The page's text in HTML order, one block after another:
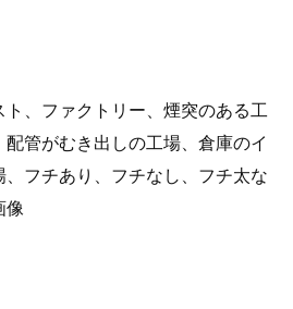
、ファクトリー、煙突のある工
管がむき出しの工場、倉庫のイ
フチあり、フチなし、フチ太な
像